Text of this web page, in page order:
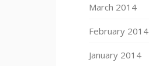
March 2014
February 2014
January 2014